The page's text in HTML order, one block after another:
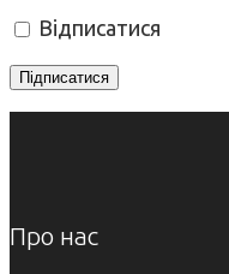
Відписатися
Про нас